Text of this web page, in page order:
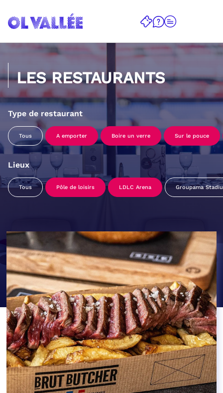
LES RESTAURANTS
Type de restaurant
Tous A emporter Boire un verre Sur le pouce
Lieux
Tous Pôle de loisirs LDLC Arena Groupama